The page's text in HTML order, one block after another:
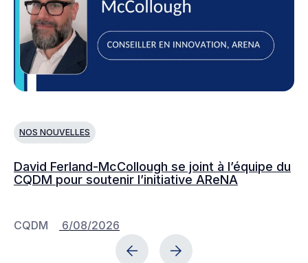
NOS NOUVELLES
David Ferland-McCollough se joint à l’équipe du
CQDM pour soutenir l’initiative AReNA
CQDM 6/08/2026